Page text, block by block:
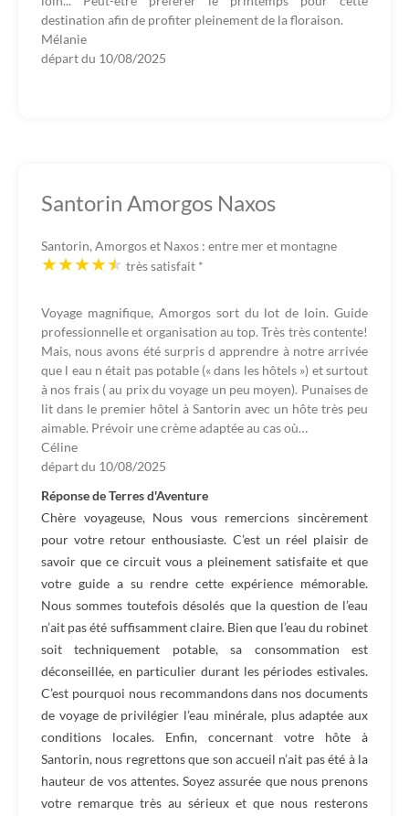
destination afin de profiter pleinement de la floraison.
Mélanie
départ du 10/08/2025
Santorin Amorgos Naxos
Santorin, Amorgos et Naxos : entre mer et montagne
très satisfait *
Voyage magnifique, Amorgos sort du lot de loin. Guide
professionnelle et organisation au top. Très très contente!
Mais, nous avons été surpris d apprendre à notre arrivée
que l eau n était pas potable (« dans les hôtels ») et surtout
à nos frais ( au prix du voyage un peu moyen). Punaises de
lit dans le premier hôtel à Santorin avec un hôte très peu
aimable. Prévoir une crème adaptée au cas où…
Céline
départ du 10/08/2025
Réponse de Terres d'Aventure
Chère voyageuse, Nous vous remercions sincèrement
pour votre retour enthousiaste. C’est un réel plaisir de
savoir que ce circuit vous a pleinement satisfaite et que
votre guide a su rendre cette expérience mémorable.
Nous sommes toutefois désolés que la question de l’eau
n’ait pas été suffisamment claire. Bien que l’eau du robinet
soit techniquement potable, sa consommation est
déconseillée, en particulier durant les périodes estivales.
C’est pourquoi nous recommandons dans nos documents
de voyage de privilégier l’eau minérale, plus adaptée aux
conditions locales. Enfin, concernant votre hôte à
Santorin, nous regrettons que son accueil n’ait pas été à la
hauteur de vos attentes. Soyez assurée que nous prenons
votre remarque très au sérieux et que nous resterons